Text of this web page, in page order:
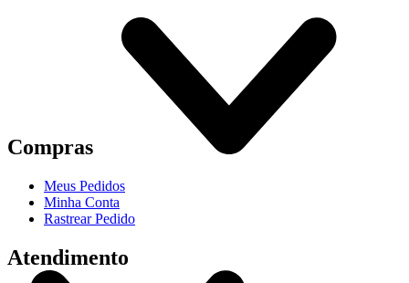
Compras
Meus Pedidos
Minha Conta
Rastrear Pedido
Atendimento